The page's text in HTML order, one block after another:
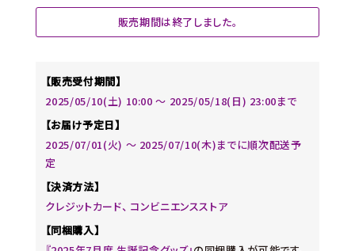
販売期間は終了しました。
【販売受付期間】
2025/05/10(土) 10:00 〜 2025/05/18(日) 23:00まで
【お届け予定日】
2025/07/01(火) 〜 2025/07/10(木)までに順次配送予
定
【決済方法】
クレジットカード、 コンビニエンスストア
【同梱購入】